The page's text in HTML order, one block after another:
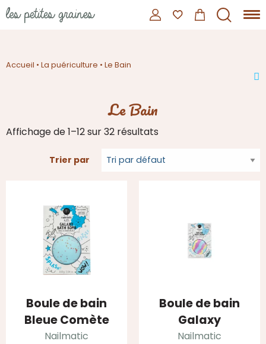
Accueil • La puériculture • Le Bain
Le Bain
Affichage de 1–12 sur 32 résultats
Trier par
Boule de bain
Bleue Comète
Nailmatic
Boule de bain
Galaxy
Nailmatic